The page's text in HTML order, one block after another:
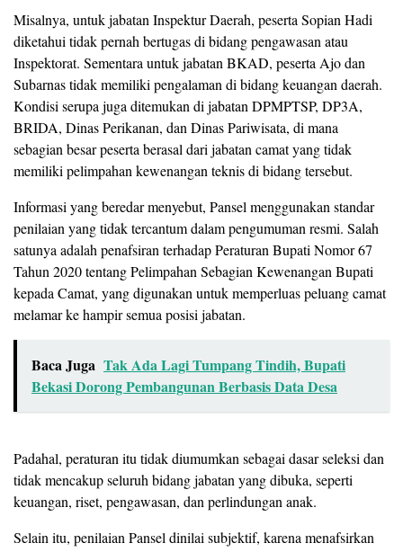
Misalnya, untuk jabatan Inspektur Daerah, peserta Sopian Hadi
diketahui tidak pernah bertugas di bidang pengawasan atau
Inspektorat. Sementara untuk jabatan BKAD, peserta Ajodan
Subarnastidak memiliki pengalaman di bidang keuangan daerah.
Kondisi serupa juga ditemukan di jabatan DPMPTSP, DP3A,
BRIDA, Dinas Perikanan, dan Dinas Pariwisata, di mana
sebagian besar peserta berasal dari jabatan camat yang tidak
memiliki pelimpahan kewenangan teknis di bidang tersebut.
Informasi yang beredar menyebut, Pansel menggunakan standar
penilaian yang tidak tercantum dalam pengumuman resmi. Salah
satunya adalah penafsiran terhadap Peraturan Bupati Nomor 67
Tahun 2020 tentang Pelimpahan Sebagian Kewenangan Bupati
kepada Camat, yang digunakan untuk memperluas peluang camat
melamar ke hampir semua posisi jabatan.
Baca Juga Tak Ada Lagi Tumpang Tindih, Bupati
Bekasi Dorong Pembangunan Berbasis Data Desa
Padahal, peraturan itu tidak diumumkan sebagai dasar seleksi dan
tidak mencakup seluruh bidang jabatan yang dibuka, seperti
keuangan, riset, pengawasan, dan perlindungan anak.
Selain itu, penilaian Pansel dinilai subjektif, karena menafsirkan